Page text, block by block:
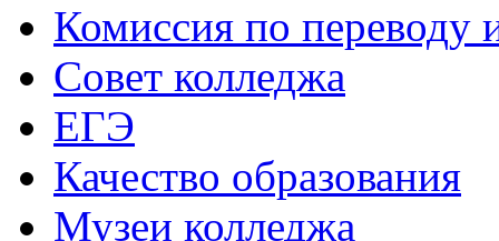
Комиссия по переводу
Совет колледжа
ЕГЭ
Качество образования
Музеи колледжа